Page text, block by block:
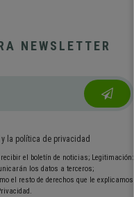
NEWSLETTER
y la política de privacidad
el boletín de noticias; Legitimación:
los datos a terceros;
el resto de derechos que le explicamos